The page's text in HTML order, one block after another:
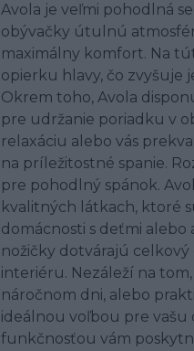
Avola je veľmi pohodlná
obývačky útulnú
maximálny komfort. Na
opierku hlavy, čo zvyšuje
Okrem toho, Avola
pre udržanie poriadku v
relaxáciu alebo vás
na príležitostné spanie.
pre pohodlný spánok.
kvalitných látkach, ktoré
domácnosti s deťmi
nožičky dotvárajú
interiéru. Nezáleží na
náročnom dni, alebo
ideálnou voľbou pre vašu
funkčnosťou vám